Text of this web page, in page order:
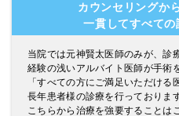
カウンセリングか
一貫してすべての
当院では元神賢太医師のみが、診
経験の浅いアルバイト医師が手術
「すべての方にご満足いただける
長年患者様の診療を行っております
こちらから治療を強要することは